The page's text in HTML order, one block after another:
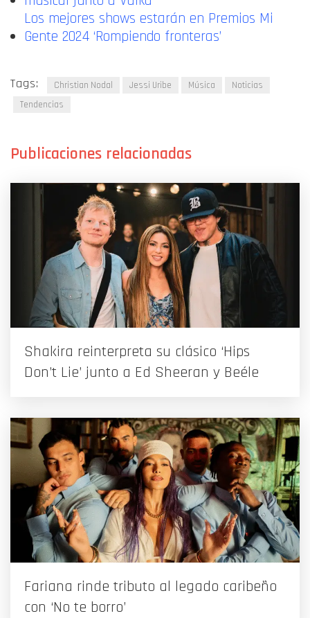
Los mejores shows estarán en Premios Mi
Gente 2024 ‘Rompiendo fronteras’
Tags: Christian Nodal Jessi Uribe Música
Noticias
Tendencias
Shakira reinterpreta su clásico ‘Hips
Don’t Lie’ junto a Ed Sheeran y Beéle
Fariana rinde tributo al legado caribeño
con ‘No te borro’